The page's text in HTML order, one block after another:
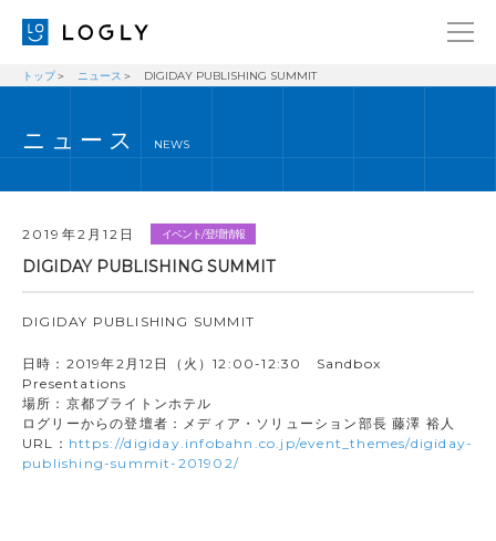
経営理念
ブログ
採用情報
IR
お問い合わせ
トップ ニュース DIGIDAY PUBLISHING SUMMIT
ニュース NEWS
2019年2月12日 イベント/登壇情報
DIGIDAY PUBLISHING SUMMIT
DIGIDAY PUBLISHING SUMMIT
日時：2019年2月12日（火）12:00-12:30 Sandbox
Presentations
場所：京都ブライトンホテル
ログリーからの登壇者：メディア・ソリューション部長 藤澤 裕人
URL： https://digiday.infobahn.co.jp/event_themes/digiday-
publishing-summit-201902/